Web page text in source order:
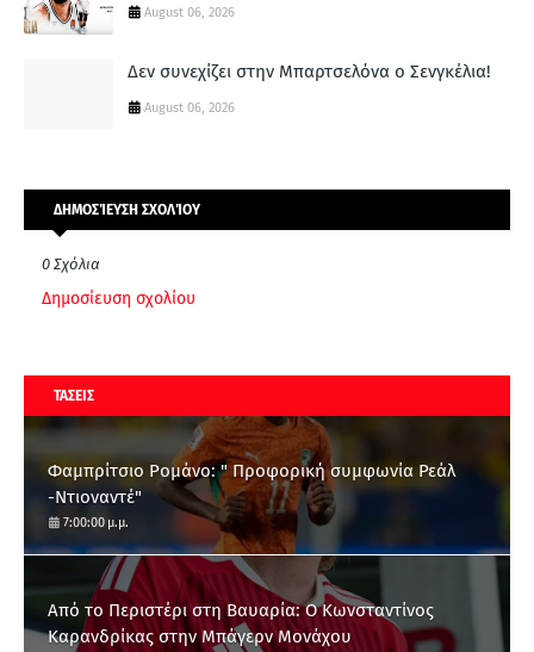
August 06, 2026
Δεν συνεχίζει στην Μπαρτσελόνα ο Σενγκέλια!
August 06, 2026
ΔΗΜΟΣΊΕΥΣΗ ΣΧΟΛΊΟΥ
0 Σχόλια
Δημοσίευση σχολίου
ΤΑΣΕΙΣ
Φαμπρίτσιο Ρομάνο: " Προφορική συμφωνία Ρεάλ
-Ντιοναντέ"
7:00:00 μ.μ.
Από το Περιστέρι στη Βαυαρία: O Κωνσταντίνος
Καρανδρίκας στην Μπάγερν Μονάχου